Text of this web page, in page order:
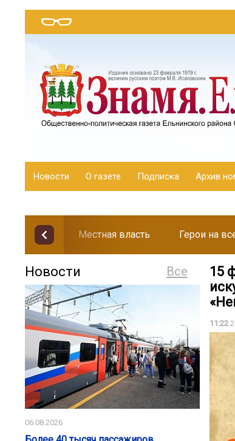
Новости О газете Подписка Архив
Местная власть Герои на
Все
Новости
06.08.2026
15
11:22